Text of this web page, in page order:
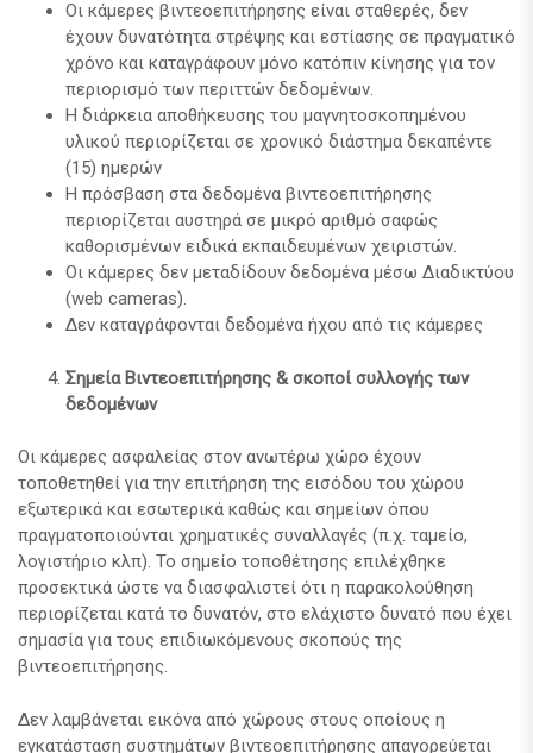
Οι κάμερες βιντεοεπιτήρησης είναι σταθερές, δεν
έχουν δυνατότητα στρέψης και εστίασης σε πραγματικό
χρόνο και καταγράφουν μόνο κατόπιν κίνησης για τον
περιορισμό των περιττών δεδομένων.
Η διάρκεια αποθήκευσης του μαγνητοσκοπημένου
υλικού περιορίζεται σε χρονικό διάστημα δεκαπέντε
(15) ημερών
Η πρόσβαση στα δεδομένα βιντεοεπιτήρησης
περιορίζεται αυστηρά σε μικρό αριθμό σαφώς
καθορισμένων ειδικά εκπαιδευμένων χειριστών.
Οι κάμερες δεν μεταδίδουν δεδομένα μέσω Διαδικτύου
(web cameras).
Δεν καταγράφονται δεδομένα ήχου από τις κάμερες
Σημεία Βιντεοεπιτήρησης & σκοποί συλλογής των
δεδομένων
Οι κάμερες ασφαλείας στον ανωτέρω χώρο έχουν
τοποθετηθεί για την επιτήρηση της εισόδου του χώρου
εξωτερικά και εσωτερικά καθώς και σημείων όπου
πραγματοποιούνται χρηματικές συναλλαγές (π.χ. ταμείο,
λογιστήριο κλπ). Το σημείο τοποθέτησης επιλέχθηκε
προσεκτικά ώστε να διασφαλιστεί ότι η παρακολούθηση
περιορίζεται κατά το δυνατόν, στο ελάχιστο δυνατό που έχει
σημασία για τους επιδιωκόμενους σκοπούς της
βιντεοεπιτήρησης.
Δεν λαμβάνεται εικόνα από χώρους στους οποίους η
εγκατάσταση συστημάτων βιντεοεπιτήρησης απαγορεύεται